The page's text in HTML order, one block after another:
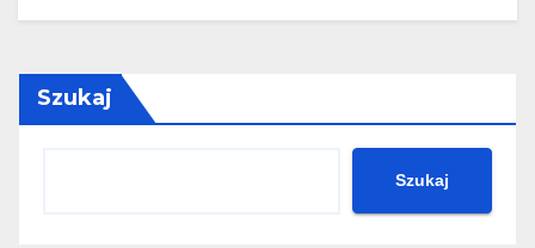
Szukaj
Szukaj